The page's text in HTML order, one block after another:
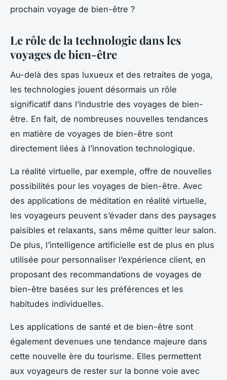
prochain voyage de bien-être ?
Le rôle de la technologie dans les
voyages de bien-être
Au-delà des spas luxueux et des retraites de yoga,
les technologies jouent désormais un rôle
significatif dans l’industrie des voyages de bien-
être. En fait, de nombreuses nouvelles tendances
en matière de voyages de bien-être sont
directement liées à l’innovation technologique.
La réalité virtuelle, par exemple, offre de nouvelles
possibilités pour les voyages de bien-être. Avec
des applications de méditation en réalité virtuelle,
les voyageurs peuvent s’évader dans des paysages
paisibles et relaxants, sans même quitter leur salon.
De plus, l’intelligence artificielle est de plus en plus
utilisée pour personnaliser l’expérience client, en
proposant des recommandations de voyages de
bien-être basées sur les préférences et les
habitudes individuelles.
Les applications de santé et de bien-être sont
également devenues une tendance majeure dans
cette nouvelle ère du tourisme. Elles permettent
aux voyageurs de rester sur la bonne voie avec